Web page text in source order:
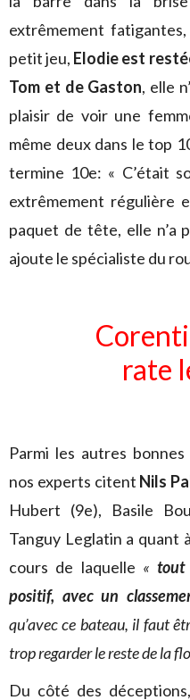
extrêmement
petit jeu, Elodie est
Tom et de Gaston, elle
plaisir de voir une
même deux dans le top
termine 10e: « C’était
extrêmement régulière
paquet de tête, elle n’a
ajoute le spécialiste du
rate
Parmi les autres
nos experts citent Nils
Hubert (9e), Basile
Tanguy Leglatin a quant
cours de laquelle «tout
positif, avec un
qu’avec ce bateau, il faut
trop regarder le reste de la
Du côté des